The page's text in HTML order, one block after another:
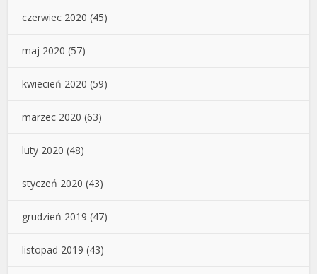
czerwiec 2020 (45)
maj 2020 (57)
kwiecień 2020 (59)
marzec 2020 (63)
luty 2020 (48)
styczeń 2020 (43)
grudzień 2019 (47)
listopad 2019 (43)